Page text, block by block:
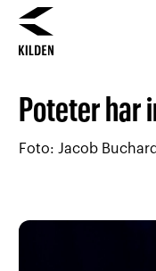
innhold
navigasjon
Poteter har
Foto: Jacob Buchard